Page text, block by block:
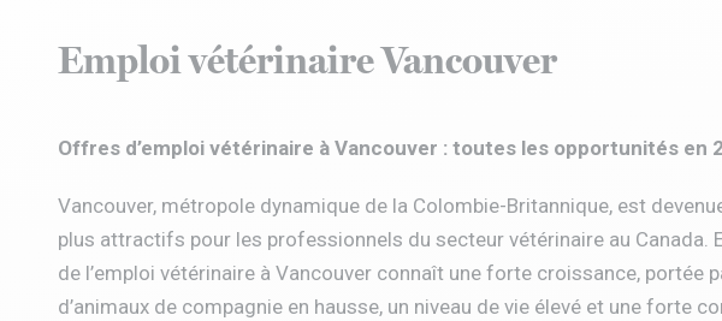
Emploi vétérinaire Vancouver
Offres d’emploi vétérinaire à Vancouver : toutes les opportunités en
Vancouver, métropole dynamique de la Colombie-Britannique, est
plus attractifs pour les professionnels du secteur vétérinaire au Canada.
de l’emploi vétérinaire à Vancouver connaît une forte croissance, portée
d’animaux de compagnie en hausse, un niveau de vie élevé et une forte